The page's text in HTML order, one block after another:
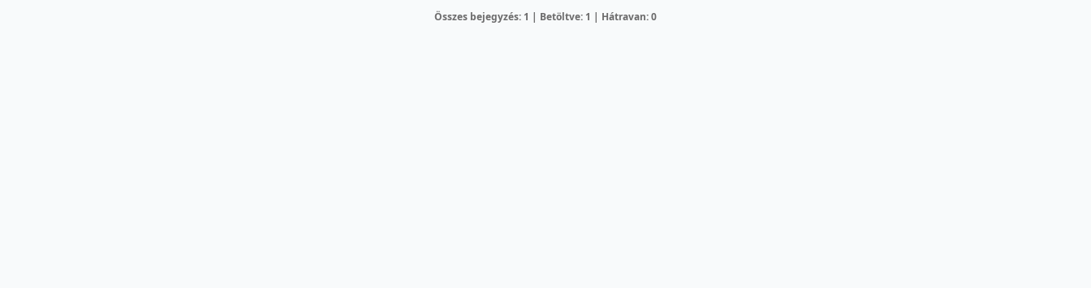
Összes bejegyzés: 1 | Betöltve: 1 | Hátravan: 0